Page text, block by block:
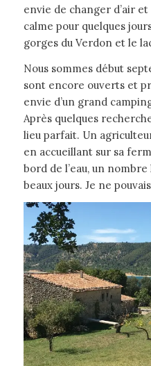
envie de changer d’air
calme pour quelques
gorges du Verdon et le
Nous sommes début
sont encore ouverts et
envie d’un grand
Après quelques
lieu parfait. Un
en accueillant sur sa
bord de l’eau, un
beaux jours. Je ne